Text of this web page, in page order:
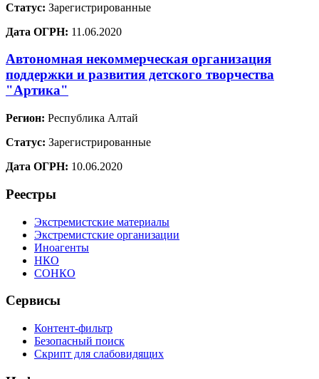
Статус: Зарегистрированные
Дата ОГРН: 11.06.2020
Автономная некоммерческая организация
поддержки и развития детского творчества
"Артика"
Регион: Республика Алтай
Статус: Зарегистрированные
Дата ОГРН: 10.06.2020
Реестры
Экстремистские материалы
Экстремистские организации
Иноагенты
НКО
СОНКО
Сервисы
Контент-фильтр
Безопасный поиск
Скрипт для слабовидящих